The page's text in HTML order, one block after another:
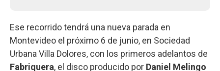
Ese recorrido tendrá una nueva parada en
Montevideo el próximo 6 de junio, en Sociedad
Urbana Villa Dolores, con los primeros adelantos de
Fabriquera, el disco producido por Daniel Melingo